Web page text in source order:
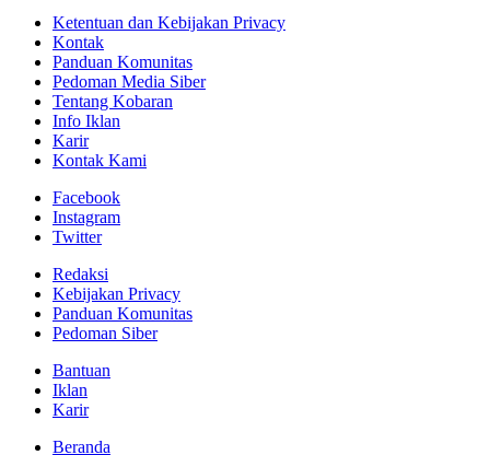
Ketentuan dan Kebijakan Privacy
Kontak
Panduan Komunitas
Pedoman Media Siber
Tentang Kobaran
Info Iklan
Karir
Kontak Kami
Facebook
Instagram
Twitter
Redaksi
Kebijakan Privacy
Panduan Komunitas
Pedoman Siber
Bantuan
Iklan
Karir
Beranda